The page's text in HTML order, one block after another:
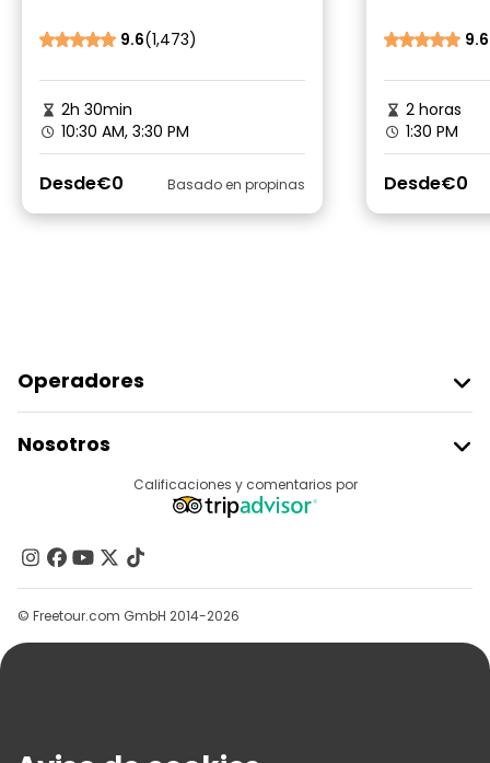
9.6(1,473)
2h 30min
10:30 AM, 3:30 PM
Desde€0 Basado en propinas
9.6
2 horas
1:30 PM
Desde€0
Operadores
Acceder Como Proveedor
Programa De Afiliados
Nosotros
Contacto
Grupos
Ayuda
Calificaciones y comentarios por
© Freetour.com GmbH 2014-2026